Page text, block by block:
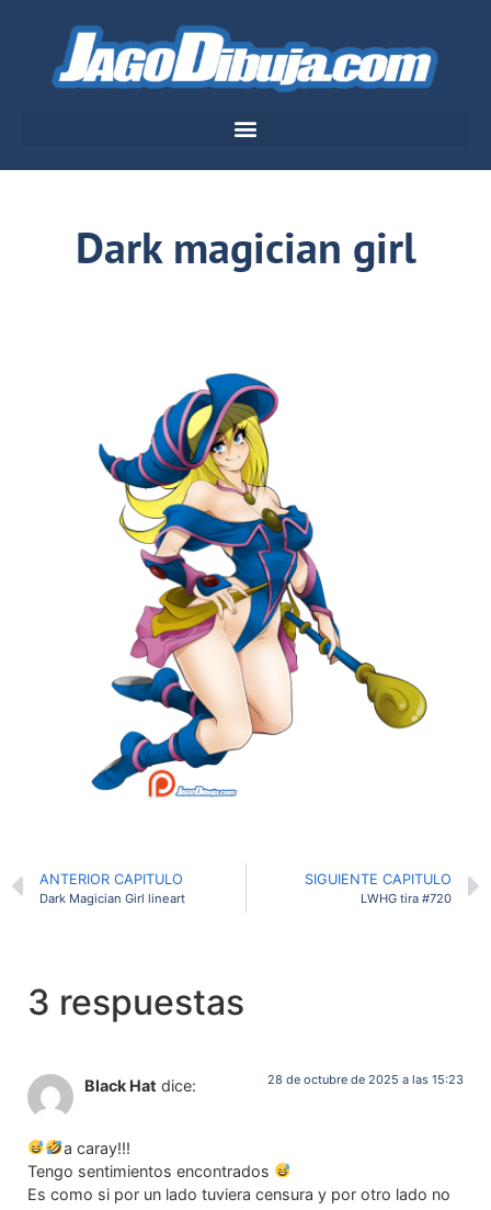
Dark magician girl
ANTERIOR CAPITULO
Dark Magician Girl lineart
SIGUIENTE CAPITULO
LWHG tira #720
3 respuestas
Black Hat dice: 28 de octubre de 2025 a las 15:23
a caray!!!
Tengo sentimientos encontrados
Es como si por un lado tuviera censura y por otro lado no